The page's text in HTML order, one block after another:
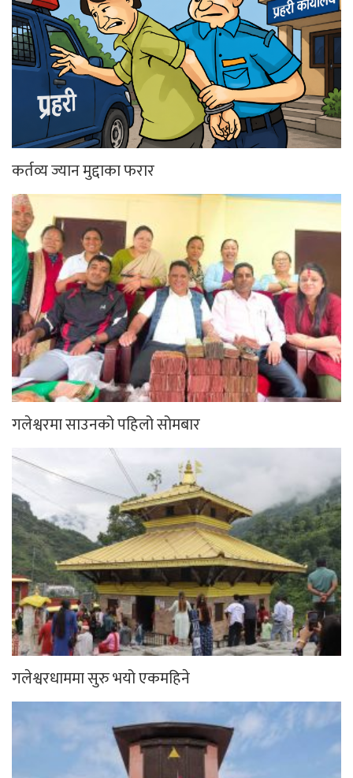
कर्तव्य ज्यान मुद्दाका फरार
गलेश्वरमा साउनको पहिलो सोमबार
गलेश्वरधाममा सुरु भयो एकमहिने